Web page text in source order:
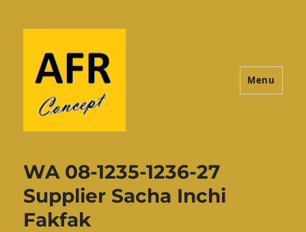
Menu
WA 08-1235-1236-27
Supplier Sacha Inchi
Fakfak